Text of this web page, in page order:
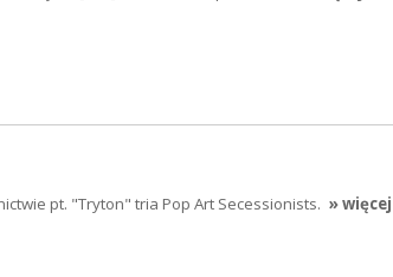
pt. "Tryton" tria Pop Art Secessionists. » więcej